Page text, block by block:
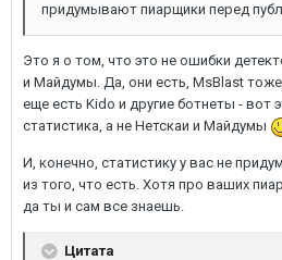
придумывают пиарщики перед
Это я о том, что это не ошибки
и Майдумы. Да, они есть, MsBlast
еще есть Kido и другие ботнеты - вот
статистика, а не Нетскаи и Майдумы
И, конечно, статистику у вас не
из того, что есть. Хотя про ваших
да ты и сам все знаешь.
Цитата